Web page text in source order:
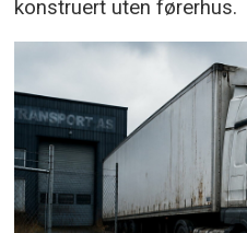
konstruert uten førerhus.